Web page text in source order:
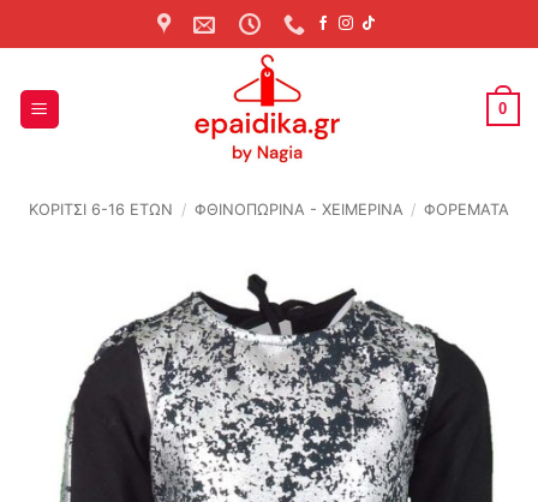
to
0
ΚΟΡΙΤΣΙ 6-16 ΕΤΩΝ / ΦΘΙΝΟΠΩΡΙΝΆ - ΧΕΙΜΕΡΙΝΆ / ΦΟΡΕΜΑΤΑ